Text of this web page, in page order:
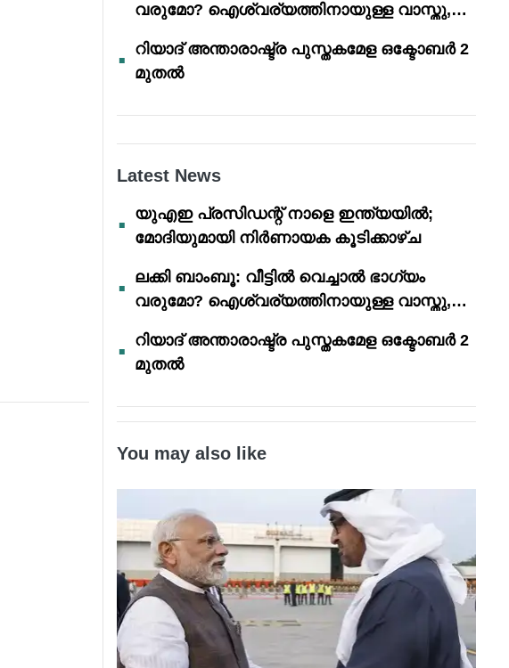
വരുമോ? ഐശ്വര്യത്തിനായുള്ള വാസ്തു,
റിയാദ് അന്താരാഷ്ട്ര പുസ്തകമേള ഒക്ടോബർ 2
മുതൽ
Latest News
യുഎഇ പ്രസിഡന്റ് നാളെ ഇന്ത്യയിൽ;
മോദിയുമായി നിർണായക കൂടിക്കാഴ്ച
ലക്കി ബാംബൂ: വീട്ടിൽ വെച്ചാൽ ഭാഗ്യം
വരുമോ? ഐശ്വര്യത്തിനായുള്ള വാസ്തു,
റിയാദ് അന്താരാഷ്ട്ര പുസ്തകമേള ഒക്ടോബർ 2
മുതൽ
You may also like